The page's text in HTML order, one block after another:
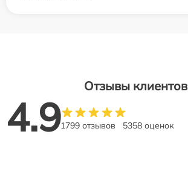
Отзывы клиентов
4.91799 отзывов 5358 оценок